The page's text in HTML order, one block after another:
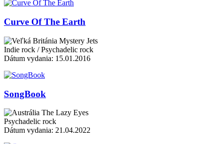
Curve Of The Earth
Mystery Jets
Indie rock / Psychadelic rock
Dátum vydania: 15.01.2016
SongBook
The Lazy Eyes
Psychadelic rock
Dátum vydania: 21.04.2022